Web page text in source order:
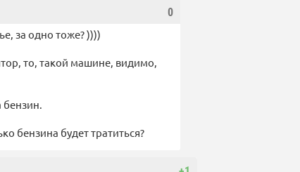
0
за одно тоже? ))))
то, такой машине, видимо,
бензин.
бензина будет тратиться?